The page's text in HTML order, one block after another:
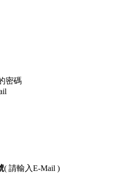
密碼
( 請輸入E-Mail )